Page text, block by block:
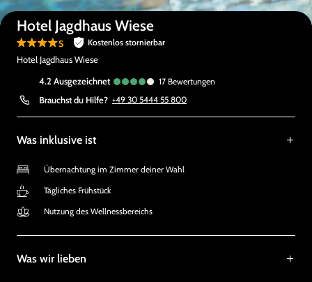
Hotel Jagdhaus Wiese
s Kostenlos stornierbar
Hotel Jagdhaus Wiese
4.2
ausgezeichnet 17 Bewertungen
Brauchst du Hilfe? +49 30 5444 55 800
Was inklusive ist
Übernachtung im Zimmer deiner Wahl
Tägliches Frühstück
Nutzung des Wellnessbereichs
Was wir lieben